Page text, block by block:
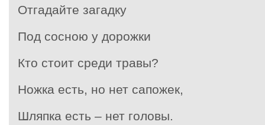
Отгадайте загадку
Под сосною у дорожки
Кто стоит среди травы?
Ножка есть, но нет сапожек,
Шляпка есть – нет головы.